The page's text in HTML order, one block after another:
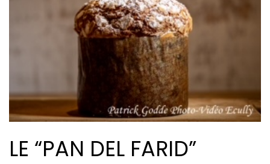
LE “PAN DEL FARID”